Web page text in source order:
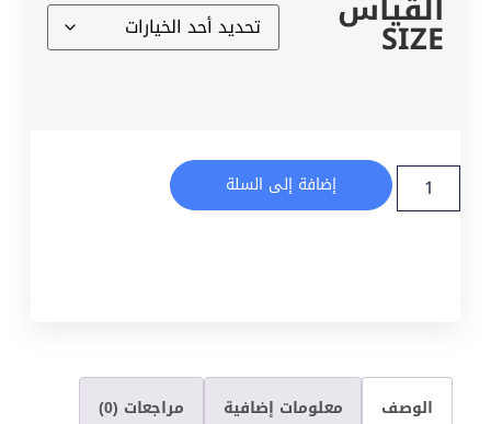
SIZE
إضافة إلى السلة
الوصف معلومات إضافية مراجعات (0)